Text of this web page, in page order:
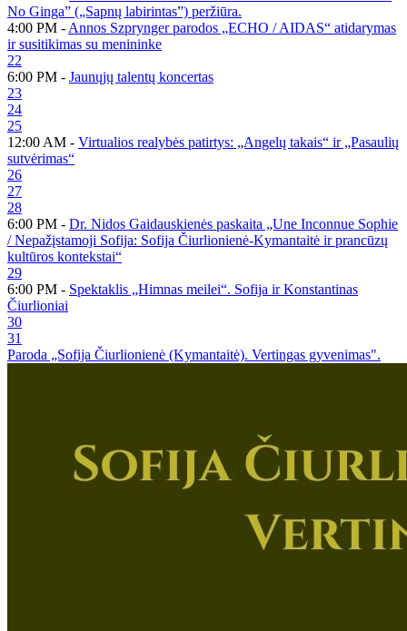
No Ginga” („Sapnų labirintas”) peržiūra.
4:00 PM - Annos Szprynger parodos „ECHO / AIDAS“ atidarymas
ir susitikimas su menininke
22
6:00 PM - Jaunųjų talentų koncertas
23
24
25
12:00 AM - Virtualios realybės patirtys: „Angelų takais“ ir „Pasaulių
sutvėrimas“
26
27
28
6:00 PM - Dr. Nidos Gaidauskienės paskaita „Une Inconnue Sophie
/ Nepažįstamoji Sofija: Sofija Čiurlionienė-Kymantaitė ir prancūzų
kultūros kontekstai“
29
6:00 PM - Spektaklis „Himnas meilei“. Sofija ir Konstantinas
Čiurlioniai
30
31
Paroda „Sofija Čiurlionienė (Kymantaitė). Vertingas gyvenimas".